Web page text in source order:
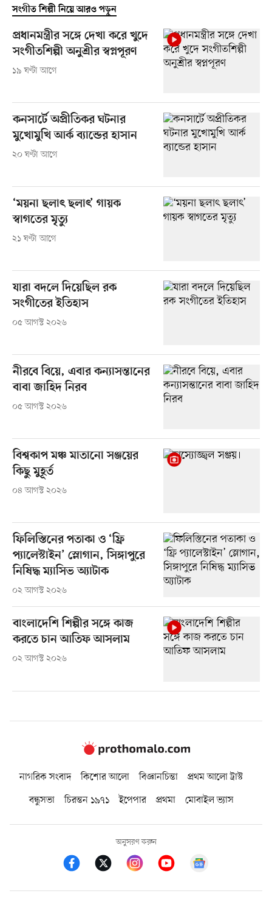
সংগীত শিল্পী নিয়ে আরও পড়ুন
প্রধানমন্ত্রীর সঙ্গে দেখা করে খুদে
সংগীতশিল্পী অনুশ্রীর স্বপ্নপূরণ
১৯ ঘণ্টা আগে
কনসার্টে অপ্রীতিকর ঘটনার
মুখোমুখি আর্ক ব্যান্ডের হাসান
২০ ঘণ্টা আগে
‘ময়না ছলাৎ ছলাৎ’ গায়ক
স্বাগতের মৃত্যু
২১ ঘণ্টা আগে
যারা বদলে দিয়েছিল রক
সংগীতের ইতিহাস
০৫ আগস্ট ২০২৬
নীরবে বিয়ে, এবার কন্যাসন্তানের
বাবা জাহিদ নিরব
০৫ আগস্ট ২০২৬
বিশ্বকাপ মঞ্চ মাতানো সঞ্জয়ের
কিছু মুহূর্ত
০৪ আগস্ট ২০২৬
ফিলিস্তিনের পতাকা ও ‘ফ্রি
প্যালেস্টাইন’ স্লোগান, সিঙ্গাপুরে
নিষিদ্ধ ম্যাসিভ অ্যাটাক
০২ আগস্ট ২০২৬
বাংলাদেশি শিল্পীর সঙ্গে কাজ
করতে চান আতিফ আসলাম
০২ আগস্ট ২০২৬
নাগরিক সংবাদ কিশোর আলো বিজ্ঞানচিন্তা
প্রথম আলো ট্রাস্ট
বন্ধুসভা
চিরন্তন ১৯৭১ ইপেপার প্রথমা মোবাইল ভ্যাস
অনুসরণ করুন